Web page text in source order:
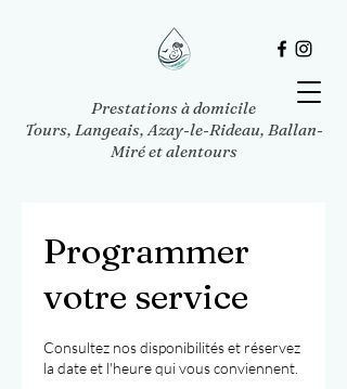
Prestations à domicile
Tours, Langeais, Azay-le-Rideau, Ballan-
Miré et alentours
Programmer
votre service
Consultez nos disponibilités et réservez
la date et l'heure qui vous conviennent.